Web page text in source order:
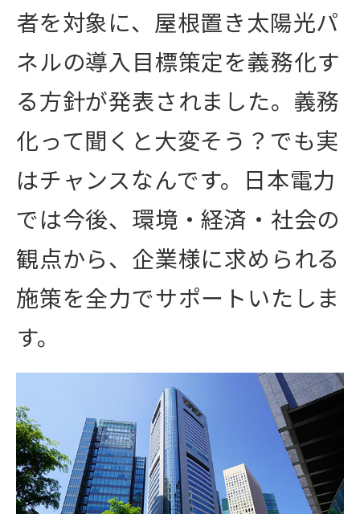
者を対象に、屋根置き太陽光パ
ネルの導入目標策定を義務化す
る方針が発表されました。義務
化って聞くと大変そう？でも実
はチャンスなんです。日本電力
では今後、環境・経済・社会の
観点から、企業様に求められる
施策を全力でサポートいたしま
す。